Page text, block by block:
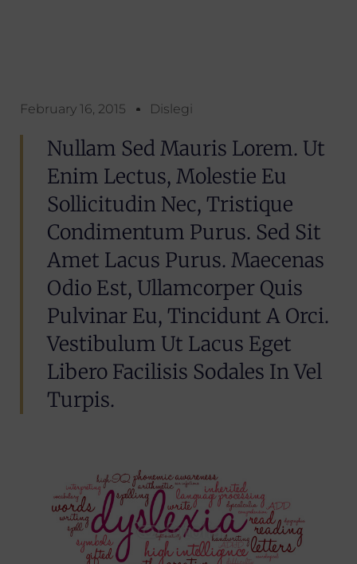
February 16, 2015 Dislegi
Nullam Sed Mauris Lorem. Ut
Enim Lectus, Molestie Eu
Sollicitudin Nec, Tristique
Condimentum Purus. Sed Sit
Amet Lacus Purus. Maecenas
Odio Est, Ullamcorper Quis
Pulvinar Eu, Tincidunt A Orci.
Vestibulum Ut Lacus Eget
Libero Facilisis Sodales In Vel
Turpis.